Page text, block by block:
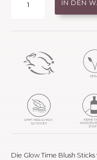
Time
Stick
Afterglow
Menge
IN DEN
Die Glow Time Blush